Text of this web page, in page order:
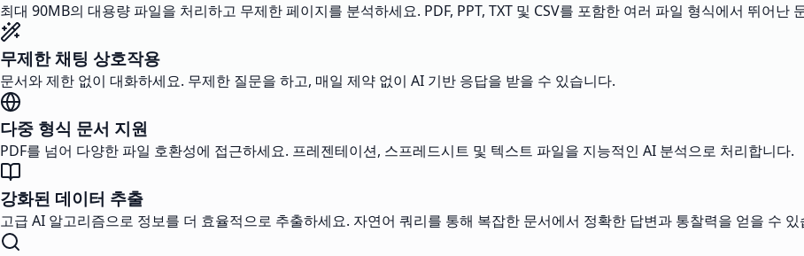
최대 90MB의 대용량 파일을 처리하고 무제한 페이지를 분석하세요. PDF, PPT, TXT 및 CSV를 포함한 여러 파일 형식에서 뛰어난
무제한 채팅 상호작용
문서와 제한 없이 대화하세요. 무제한 질문을 하고, 매일 제약 없이 AI 기반 응답을 받을 수 있습니다.
다중 형식 문서 지원
PDF를 넘어 다양한 파일 호환성에 접근하세요. 프레젠테이션, 스프레드시트 및 텍스트 파일을 지능적인 AI 분석으로 처리합니다.
강화된 데이터 추출
고급 AI 알고리즘으로 정보를 더 효율적으로 추출하세요. 자연어 쿼리를 통해 복잡한 문서에서 정확한 답변과 통찰력을 얻을 수 있